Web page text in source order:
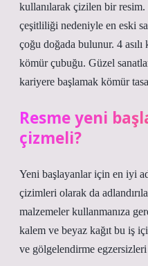
kullanılarak çizilen bir
çeşitliliği nedeniyle en eski
çoğu doğada bulunur. 4 asılı
kömür çubuğu. Güzel
kariyere başlamak kömür
Resme yeni
çizmeli?
Yeni başlayanlar için en iyi
çizimleri olarak da
malzemeler kullanmanıza
kalem ve beyaz kağıt bu iş
ve gölgelendirme egzersizleri